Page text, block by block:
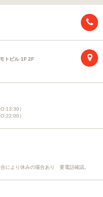
トビル 1F 2F
）
）
により休みの場合あり 要電話確認。